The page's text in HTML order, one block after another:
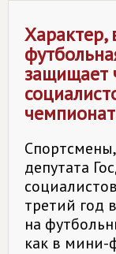
Характер,
защищает
депутата
третий год
на
как в мини-